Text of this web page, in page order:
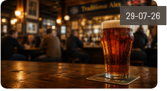
29-07-26